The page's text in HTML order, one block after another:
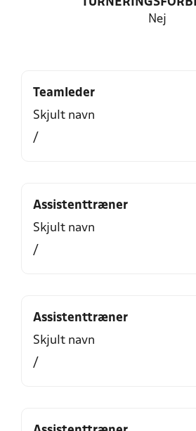
Nej
Teamleder
Skjult navn
/
Assistenttræner
Skjult navn
/
Assistenttræner
Skjult navn
/